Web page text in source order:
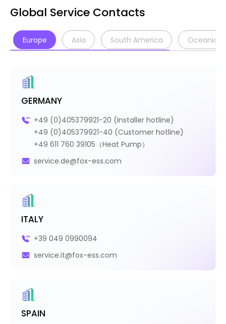
Global Service Contacts
Europe Asia South America Oceania
GERMANY
+49 (0)405379921-20 (Installer hotline)
+49 (0)405379921-40 (Customer hotline)
+49 611 760 39105（Heat Pump）
service.de@fox-ess.com
ITALY
+39 049 0990094
service.it@fox-ess.com
SPAIN